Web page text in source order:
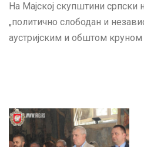
На Мајској скупштини српски
„политично слободан и
аустријским и обштом круном